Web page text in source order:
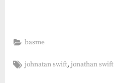
basme
Tags:
johnatan swift,jonathan swift